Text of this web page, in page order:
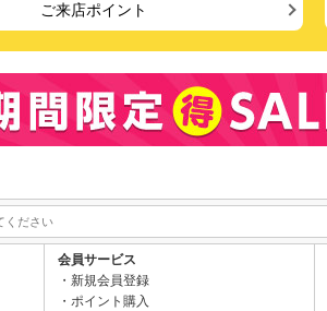
ご来店ポイント
会員サービス
新規会員登録
ポイント購入